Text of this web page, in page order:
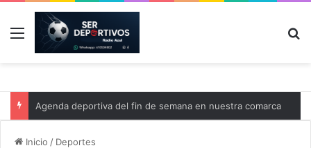
Menú
Agenda deportiva del fin de semana en nuestra comarca
Inicio / Deportes